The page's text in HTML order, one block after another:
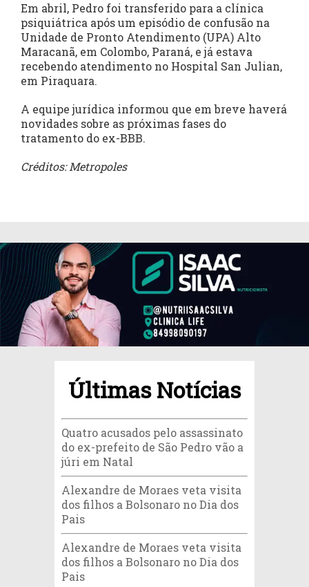
Em abril, Pedro foi transferido para a clínica
psiquiátrica após um episódio de confusão na
Unidade de Pronto Atendimento (UPA) Alto
Maracanã, em Colombo, Paraná, e já estava
recebendo atendimento no Hospital San Julian,
em Piraquara.
A equipe jurídica informou que em breve haverá
novidades sobre as próximas fases do
tratamento do ex-BBB.
Créditos: Metropoles
Últimas Notícias
Quatro acusados pelo assassinato
do ex-prefeito de São Pedro vão a
júri em Natal
Alexandre de Moraes veta visita
dos filhos a Bolsonaro no Dia dos
Pais
Alexandre de Moraes veta visita
dos filhos a Bolsonaro no Dia dos
Pais